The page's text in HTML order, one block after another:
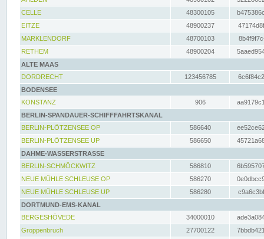
CELLE
48300105
EITZE
48900237
MARKLENDORF
48700103
RETHEM
48900204
ALTE MAAS
DORDRECHT
123456785
BODENSEE
KONSTANZ
906
BERLIN-SPANDAUER-SCHIFFFAHRTSKANAL
BERLIN-PLÖTZENSEE OP
586640
BERLIN-PLÖTZENSEE UP
586650
DAHME-WASSERSTRASSE
BERLIN-SCHMÖCKWITZ
586810
NEUE MÜHLE SCHLEUSE OP
586270
NEUE MÜHLE SCHLEUSE UP
586280
DORTMUND-EMS-KANAL
BERGESHÖVEDE
34000010
Groppenbruch
27700122